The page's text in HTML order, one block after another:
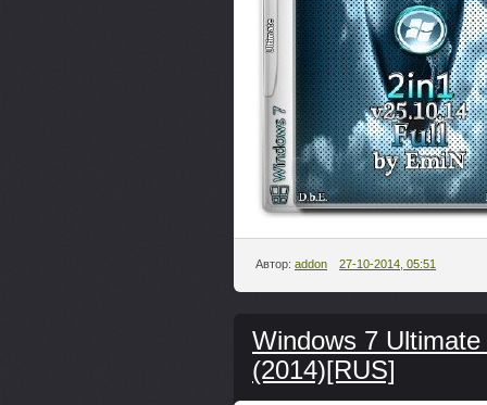
Автор: addon 27-10-2014, 05:51
Windows 7
(2014)[RUS]